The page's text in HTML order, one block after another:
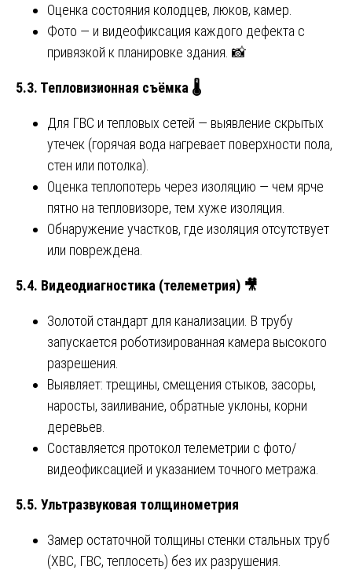
Оценка состояния колодцев, люков, камер.
Фото — и видеофиксация каждого дефекта с
привязкой к планировке здания. 📸
5.3. Тепловизионная съёмка 🌡
Для ГВС и тепловых сетей — выявление скрытых
утечек (горячая вода нагревает поверхности пола,
стен или потолка).
Оценка теплопотерь через изоляцию — чем ярче
пятно на тепловизоре, тем хуже изоляция.
Обнаружение участков, где изоляция отсутствует
или повреждена.
5.4. Видеодиагностика (телеметрия) 🎥
Золотой стандарт для канализации. В трубу
запускается роботизированная камера высокого
разрешения.
Выявляет: трещины, смещения стыков, засоры,
наросты, заиливание, обратные уклоны, корни
деревьев.
Составляется протокол телеметрии с фото/
видеофиксацией и указанием точного метража.
5.5. Ультразвуковая толщинометрия
Замер остаточной толщины стенки стальных труб
(ХВС, ГВС, теплосеть) без их разрушения.